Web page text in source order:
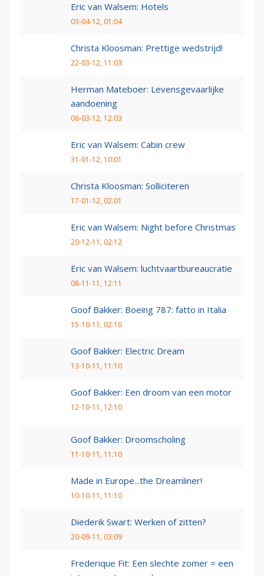
Eric van Walsem: Hotels
03-04-12, 01:04
Christa Kloosman: Prettige wedstrijd!
22-03-12, 11:03
Herman Mateboer: Levensgevaarlijke
aandoening
06-03-12, 12:03
Eric van Walsem: Cabin crew
31-01-12, 10:01
Christa Kloosman: Solliciteren
17-01-12, 02:01
Eric van Walsem: Night before Christmas
20-12-11, 02:12
Eric van Walsem: luchtvaartbureaucratie
08-11-11, 12:11
Goof Bakker: Boeing 787: fatto in Italia
15-10-11, 02:10
Goof Bakker: Electric Dream
13-10-11, 11:10
Goof Bakker: Een droom van een motor
12-10-11, 12:10
Goof Bakker: Droomscholing
11-10-11, 11:10
Made in Europe...the Dreamliner!
10-10-11, 11:10
Diederik Swart: Werken of zitten?
20-09-11, 03:09
Frederique Fit: Een slechte zomer = een